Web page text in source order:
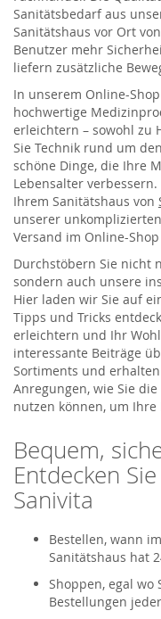
r
a
n
Sanitätsbedarf aus
Sanitätshaus vor Ort
Benutzer mehr
liefern zusätzliche
In unserem Online-
hochwertige
erleichtern – sowohl zu
Sie Technik rund um
schöne Dinge, die Ihre
Lebensalter
Ihrem Sanitätshaus von
unserer
Versand im Online-
Durchstöbern Sie nicht
sondern auch unsere
Hier laden wir Sie auf
Tipps und Tricks
erleichtern und Ihr
interessante Beiträge
Sortiments und
Anregungen, wie Sie
nutzen können, um
Bequem,
Entdecken
Sanivita
Bestellen, wann
Sanitätshaus hat
Shoppen, egal wo
Bestellungen